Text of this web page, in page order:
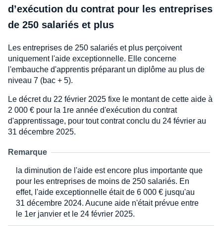
d’exécution du contrat pour les entreprises
de 250 salariés et plus
Les entreprises de 250 salariés et plus perçoivent
uniquement l'aide exceptionnelle. Elle concerne
l'embauche d'apprentis préparant un diplôme au plus de
niveau 7 (bac + 5).
Le décret du 22 février 2025 fixe le montant de cette aide à
2 000 € pour la 1re année d'exécution du contrat
d'apprentissage, pour tout contrat conclu du 24 février au
31 décembre 2025.
Remarque
la diminution de l'aide est encore plus importante que
pour les entreprises de moins de 250 salariés. En
effet, l'aide exceptionnelle était de 6 000 € jusqu'au
31 décembre 2024. Aucune aide n'était prévue entre
le 1er janvier et le 24 février 2025.